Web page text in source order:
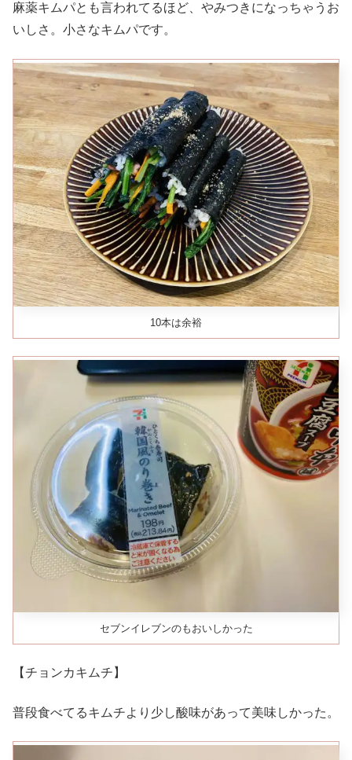
麻薬キムパとも言われてるほど、やみつきになっちゃうお
いしさ。小さなキムパです。
10本は余裕
セブンイレブンのもおいしかった
【チョンカキムチ】
普段食べてるキムチより少し酸味があって美味しかった。